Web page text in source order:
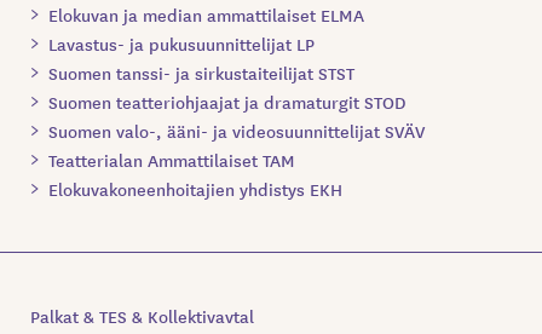
Elokuvan ja median ammattilaiset ELMA
Lavastus- ja pukusuunnittelijat LP
Suomen tanssi- ja sirkustaiteilijat STST
Suomen teatteriohjaajat ja dramaturgit STOD
Suomen valo-, ääni- ja videosuunnittelijat SVÄV
Teatterialan Ammattilaiset TAM
Elokuvakoneenhoitajien yhdistys EKH
Palkat & TES & Kollektivavtal